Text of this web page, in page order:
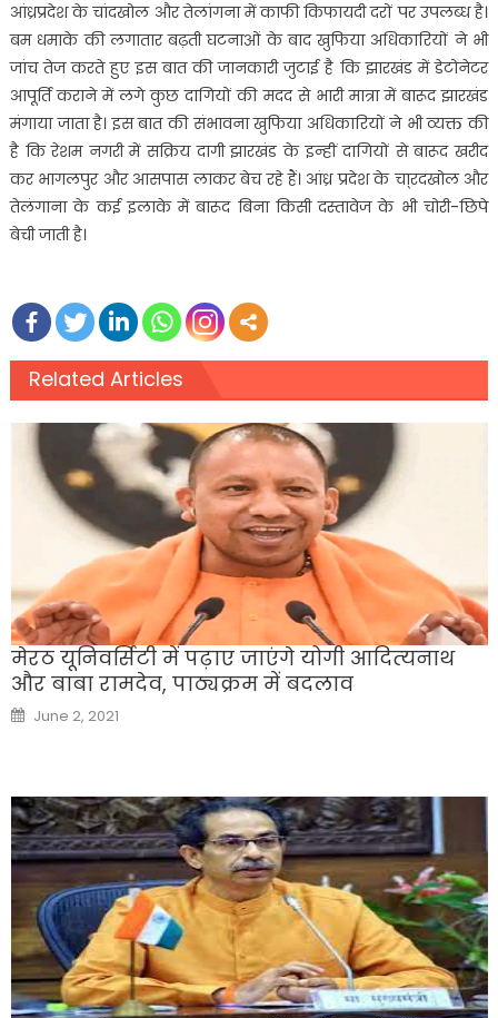
आंध्रप्रदेश के चांदखोल और तेलांगना में काफी किफायदी दरों पर उपलब्ध है।
बम धमाके की लगातार बढ़ती घटनाओं के बाद खुफिया अधिकारियों ने भी
जांच तेज करते हुए इस बात की जानकारी जुटाई है कि झारखंड में डेटोनेटर
आपूर्ति कराने में लगे कुछ दागियों की मदद से भारी मात्रा में बारूद झारखंड
मंगाया जाता है। इस बात की संभावना खुफिया अधिकारियों ने भी व्यक्त की
है कि रेशम नगरी में सक्रिय दागी झारखंड के इन्हीं दागियों से बारूद खरीद
कर भागलपुर और आसपास लाकर बेच रहे हैं। आंध्र प्रदेश के चा्रदखोल और
तेलंगाना के कई इलाके में बारूद बिना किसी दस्तावेज के भी चोरी-छिपे
बेची जाती है।
Related Articles
मेरठ यून‍िवर्सिटी में पढ़ाए जाएंगे योगी आद‍ित्‍यनाथ
और बाबा रामदेव, पाठ्यक्रम में बदलाव
Posted
on
June 2, 2021